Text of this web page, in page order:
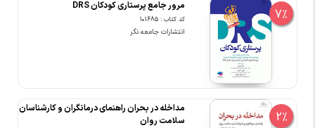
7%
مرور جامع پرستاری کودکان DRS
کد کتاب : 101685
انتشارات جامعه نگر
2%
مداخله در بحران راهنمای درمانگران و کارشناسان
سلامت روان